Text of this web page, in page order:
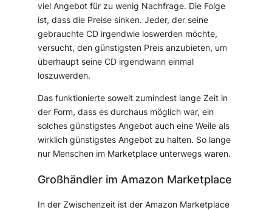
viel Angebot für zu wenig Nachfrage. Die Folge
ist, dass die Preise sinken. Jeder, der seine
gebrauchte CD irgendwie loswerden möchte,
versucht, den günstigsten Preis anzubieten, um
überhaupt seine CD irgendwann einmal
loszuwerden.
Das funktionierte soweit zumindest lange Zeit in
der Form, dass es durchaus möglich war, ein
solches günstigstes Angebot auch eine Weile als
wirklich günstigstes Angebot zu halten. So lange
nur Menschen im Marketplace unterwegs waren.
Großhändler im Amazon Marketplace
In der Zwischenzeit ist der Amazon Marketplace